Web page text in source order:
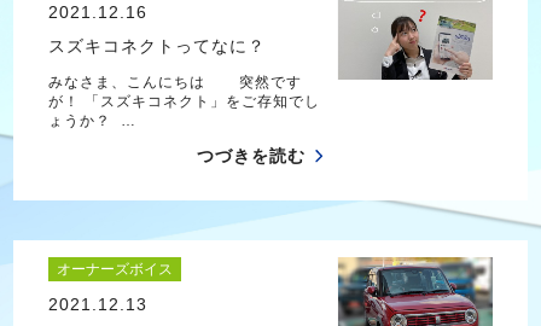
2021.12.16
スズキコネクトってなに？
みなさま、こんにちは 突然です
が！ 「スズキコネクト」をご存知でし
ょうか？ …
つづきを読む
オーナーズボイス
2021.12.13